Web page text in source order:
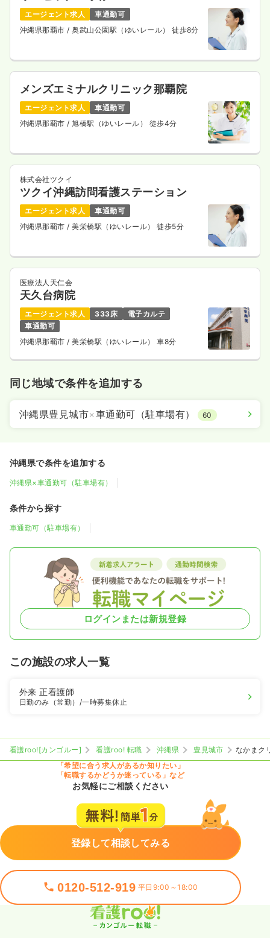
エージェント求人
車通勤可
沖縄県那覇市 / 奥武山公園駅（ゆいレール） 徒歩8分
メンズエミナルクリニック那覇院
エージェント求人
車通勤可
沖縄県那覇市 / 旭橋駅（ゆいレール） 徒歩4分
株式会社ツクイ
ツクイ沖縄訪問看護ステーション
エージェント求人
車通勤可
沖縄県那覇市 / 美栄橋駅（ゆいレール） 徒歩5分
医療法人天仁会
天久台病院
エージェント求人 333床
電子カルテ
車通勤可
沖縄県那覇市/ 美栄橋駅（ゆいレール） 車8分
同じ地域で条件を追加する
沖縄県豊見城市×車通勤可（駐車場有） 60
沖縄県で条件を追加する
沖縄県×車通勤可（駐車場有）
条件から探す
車通勤可（駐車場有）
ログインまたは新規登録
この施設の求人一覧
外来正看護師
日勤のみ（常勤） /一時募集休止
看護roo![カンゴルー] 看護roo! 転職 沖縄県 豊見城市
なかまク
「希望に合う求人があるか知りたい」
「転職するかどうか迷っている」など
お気軽にご相談ください
登録して相談してみる
0120-512-919 平日9:00～18:00